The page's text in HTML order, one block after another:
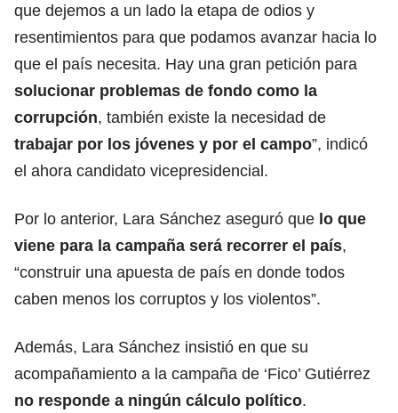
que dejemos a un lado la etapa de odios y
resentimientos para que podamos avanzar hacia lo
que el país necesita. Hay una gran petición para
solucionar problemas de fondo como la
corrupción, también existe la necesidad de
trabajar por los jóvenes y por el campo”, indicó
el ahora candidato vicepresidencial.
Por lo anterior, Lara Sánchez aseguró que lo que
viene para la campaña será recorrer el país,
“construir una apuesta de país en donde todos
caben menos los corruptos y los violentos”.
Además, Lara Sánchez insistió en que su
acompañamiento a la campaña de ‘Fico’ Gutiérrez
no responde a ningún cálculo político.